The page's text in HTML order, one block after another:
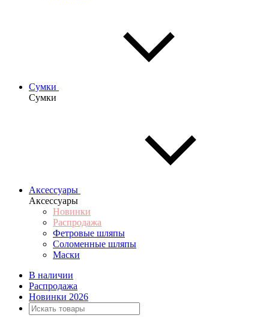
Сумки
Сумки
Аксессуары
Аксессуары
Новинки
Распродажа
Фетровые шляпы
Соломенные шляпы
Маски
В наличии
Распродажа
Новинки 2026